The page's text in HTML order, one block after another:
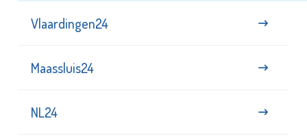
Vlaardingen24
Maassluis24
NL24